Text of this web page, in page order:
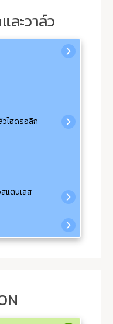
ละวาล์ว
วไฮดรอลิก
แตนเลส